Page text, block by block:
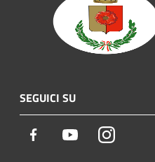
SEGUICI SU
Facebook YoutubeInstagram